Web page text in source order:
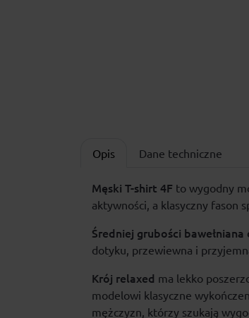
Opis Dane techniczne
Męski T-shirt 4F to wygodny
aktywności, a klasyczny fason
Średniej grubości bawełniana
dotyku, przewiewna i
Krój relaxed ma lekko
modelowi klasyczne
mężczyzn, którzy szukają